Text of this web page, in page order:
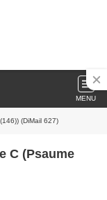
MENU
(DiMail 627)
C (Psaume